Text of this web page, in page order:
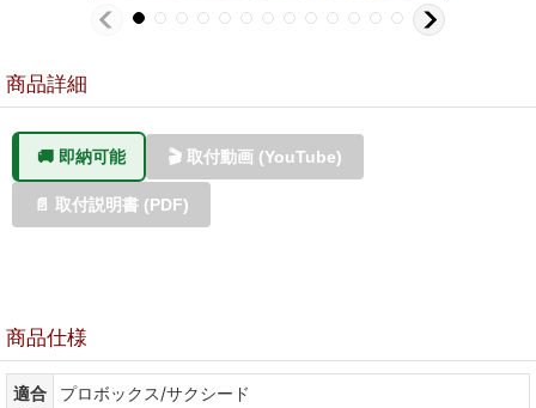
商品詳細
🚚 即納可能 🎬 取付動画 (YouTube)
📄 取付説明書 (PDF)
商品仕様
適合
プロボックス/サクシード